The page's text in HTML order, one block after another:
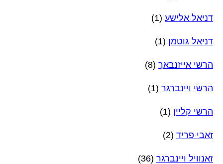
דניאל אלישע (1)
דניאל גוטמן (1)
הרשי אייזנבאך (8)
הרשי ויינברגר (1)
הרשי קליין (1)
זאבי פריד (2)
זאנוויל ויינברגר (36)